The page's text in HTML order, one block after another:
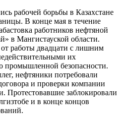
рабочей борьбы в Казахстане
В конце мая в течение
работников нефтяной
в Мангистауской области.
работы двадцати с лишним
их
промышленной безопасности.
нефтяники потребовали
и проверки компании
Протестовавшие заблокировали
и в конце концов